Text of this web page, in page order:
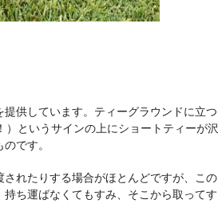
供しています。ティーグラウンドに立つ
）というサインの上にショートティーが沢
です。
れたりする場合がほとんどですが、この
ち運ばなくてもすみ、そこから取ってす